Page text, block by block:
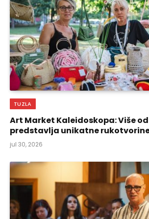
TUZLA
Art Market Kaleidoskopa: Više
predstavlja unikatne
jul 30, 2026